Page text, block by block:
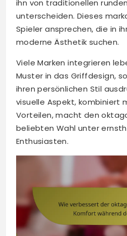
ihn von traditionellen
unterscheiden. Dieses
Spieler ansprechen, die in
moderne Ästhetik suchen.
Viele Marken integrieren
Muster in das Griffdesign,
ihren persönlichen Stil
visuelle Aspekt, kombiniert
Vorteilen, macht den
beliebten Wahl unter
Enthusiasten.